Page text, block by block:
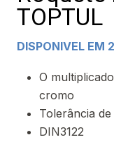
TOPTUL
DISPONIVEL EM
O
cromo
Tolerância
DIN3122